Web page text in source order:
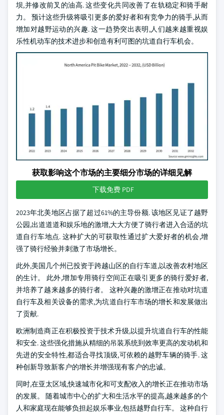
坝,并修改前叉的油高. 这些变化共同改善了在轨稳定和骑手耐
力。 预计这些升级将吸引更多的爱好者和有竞争力的骑手,从而
增加对越野运动的兴趣. 这一趋势突出表明,人们越来越重视娱
乐性机动车的技术进步和创造有利可图的坑道自行车机会。
获取影响这个市场的主要细分市场的详细见解
下载免费 PDF
2023年北美地区占据了超过61%的主导份额. 该地区见证了越野
公园,出道道道和娱乐地的激增,大大方便了骑行者进入合适的坑
道自行车地点. 这种扩大的可获取性通过扩大爱好者的机会,增
强了骑行经验并刺激了市场增长。
此外,美国几个州已投资于跨越山区的自行车道,以改善农村地区
的生计。 此外,增加专用骑行空间正在吸引更多的骑行爱好者,
并培养了越来越多的骑行者。 这种兴趣的激增正在推动对坑道
自行车及相关设备的需求,为坑道自行车市场的增长和发展做出
了贡献.
欧洲制造商正在积极投资于技术升级,以提升坑道自行车的性能
和安全. 这些强化措施从精细的吊装系统到效率更高的发动机和
先进的安全特性,都适合寻找顶级,可依赖的越野车辆的骑手. 这
种创新导致新客户的增长并增强现有客户的忠诚。
同时,在亚太区域,快速城市化和可支配收入的增长正在推动市场
的发展。 随着城市中心的扩大和生活水平的提高,越来越多的个
人和家庭现在能够负担起娱乐事业,包括越野自行车。 这种自行